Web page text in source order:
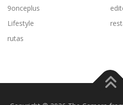
9onceplus
Lifestyle
rutas